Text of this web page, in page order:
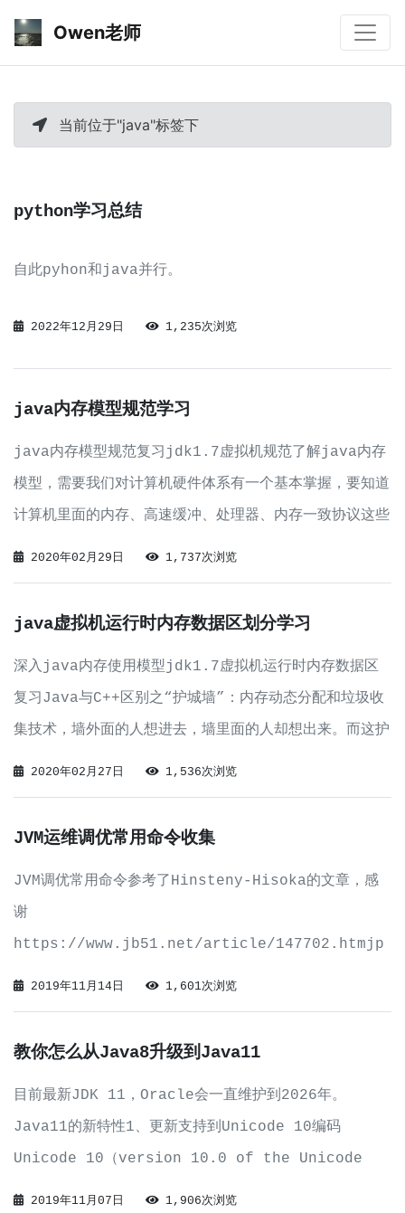
Owen老师
当前位于"java"标签下
python学习总结
自此pyhon和java并行。
2022年12月29日 1,235次浏览
java内存模型规范学习
java内存模型规范复习jdk1.7虚拟机规范了解java内存
模型，需要我们对计算机硬件体系有一个基本掌握，要知道
计算机里面的内存、高速缓冲、处理器、内存一致协议这些
概念。硬件系统内存模型现代计算机为了解决处理器与存储
设备之间性能冲突，引入了高速缓存，高速缓存读写速度接
近处理器运算速度，为处理器单独
2020年02月29日 1,737次浏览
java虚拟机运行时内存数据区划分学习
深入java内存使用模型jdk1.7虚拟机运行时内存数据区
复习Java与C++区别之“护城墙”：内存动态分配和垃圾收
集技术，墙外面的人想进去，墙里面的人却想出来。而这护
城墙都建立在JVM的内存模型上，Java内存模型指的就是
JVM内存模型。所有的*.java文件都会被编译成*.class
文件，也就是
2020年02月27日 1,536次浏览
JVM运维调优常用命令收集
JVM调优常用命令参考了Hinsteny-Hisoka的文章，感
谢
https://www.jb51.net/article/147702.htmjp
s查看当前机器上所有运行的java进程名称与pid(进程编
号)jps -l[self@owen-first ~]# jps -l1712
hellowo
2019年11月14日 1,601次浏览
教你怎么从Java8升级到Java11
目前最新JDK 11，Oracle会一直维护到2026年。
Java11的新特性1、更新支持到Unicode 10编码
Unicode 10（version 10.0 of the Unicode
Standard），Unicode是一个不断在演进的行业标准，
2019年11月07日 1,906次浏览